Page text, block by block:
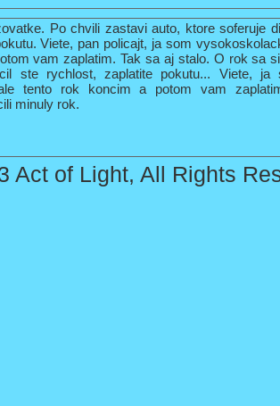
Po chvili zastavi auto, ktore soferuje
Viete, pan policajt, ja som
vam zaplatim. Tak sa aj stalo. O rok sa
ste rychlost, zaplatite pokutu... Viete,
tento rok koncim a potom vam
minuly rok.
Act of Light, All Rights